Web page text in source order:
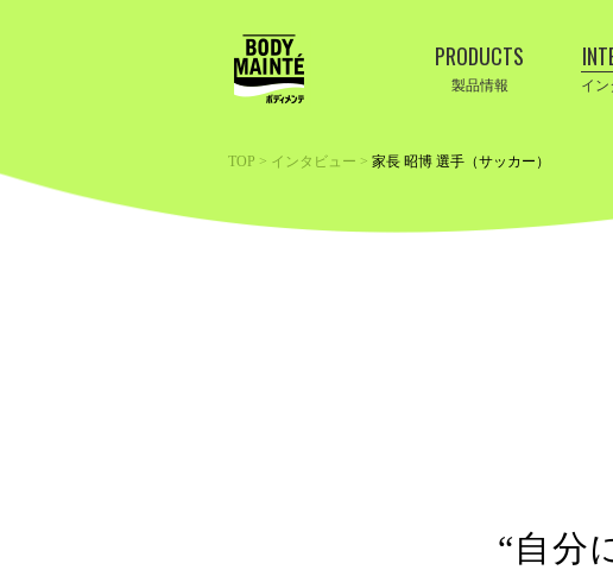
PRODUCTS
製品情報 イン
TOP > インタビュー > 家長 昭博 選手（サッカー）
“自分